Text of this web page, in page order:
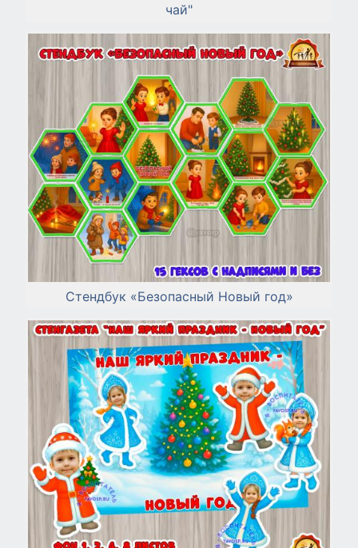
чай"
Стендбук «Безопасный Новый год»